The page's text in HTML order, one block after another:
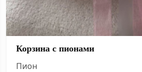
Корзина с пионами
Пион